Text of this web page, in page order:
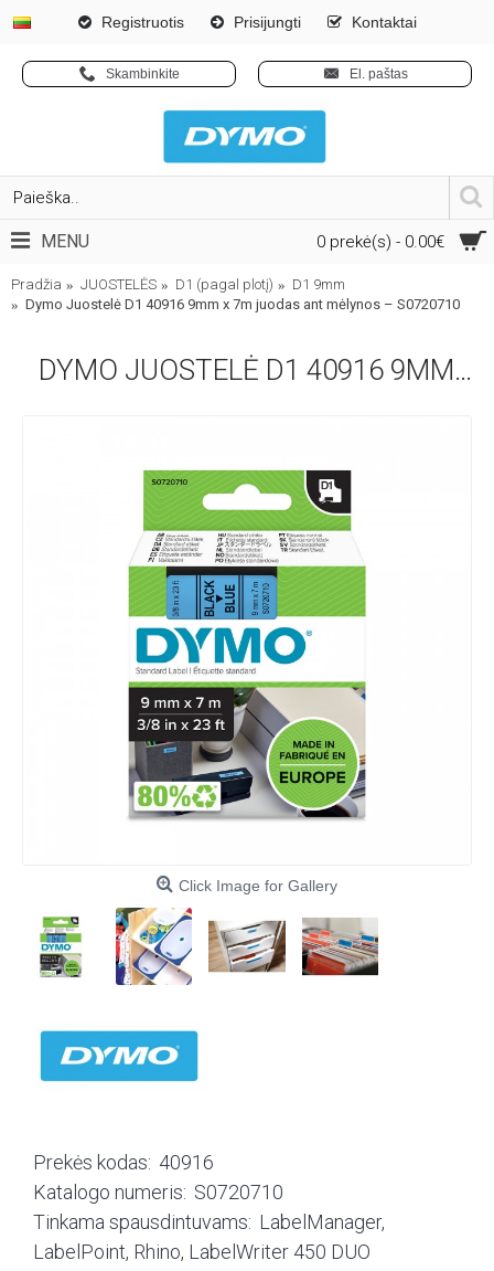
Registruotis Prisijungti Kontaktai
Skambinkite El. paštas
0 prekė(s) - 0.00€
MENU
Pradžia JUOSTELĖS D1 (pagal plotį)
D1 9mm
Dymo Juostelė D1 40916 9mm x 7m juodas ant mėlynos – S0720710
DYMO JUOSTELĖ D1 40916 9MM X 7M JUODAS ANT MĖLYNOS – S0720710
Click Image for Gallery
Prekės kodas: 40916
Katalogo numeris: S0720710
Tinkama spausdintuvams: LabelManager,
LabelPoint, Rhino, LabelWriter 450 DUO